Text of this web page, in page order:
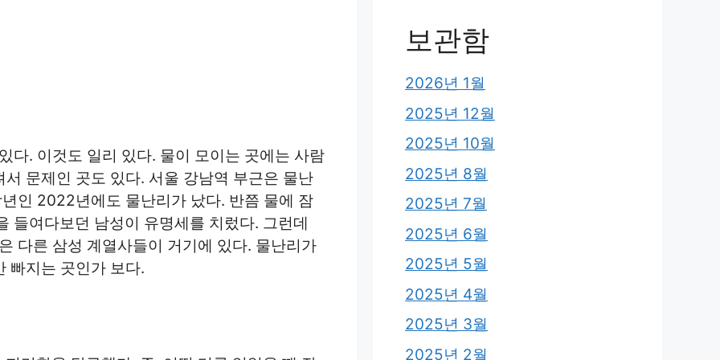
다. 이것도 일리 있다. 물이 모이는 곳에는 사람
문제인 곳도 있다. 서울 강남역 부근은 물난
인 2022년에도 물난리가 났다. 반쯤 물에 잠
들여다보던 남성이 유명세를 치렀다. 그런데
다른 삼성 계열사들이 거기에 있다. 물난리가
빠지는 곳인가 보다.
보관함
2026년 1월
2025년 12월
2025년 10월
2025년 8월
2025년 7월
2025년 6월
2025년 5월
2025년 4월
2025년 3월
2025년 2월